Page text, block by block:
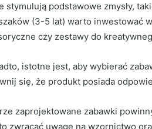
stymulują podstawowe zmysły,
(3-5 lat) warto inwestować
czy zestawy do
istotne jest, aby wybierać
się, że produkt posiada
zaprojektowane zabawki
zwracać uwagę na wzornictwo